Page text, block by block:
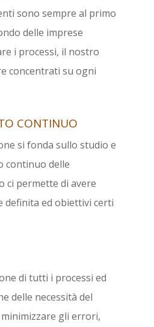
sono sempre al primo
delle imprese
i processi, il nostro
concentrati su ogni
CONTINUO
si fonda sullo studio e
continuo delle
ci permette di avere
definita ed obiettivi certi
di tutti i processi ed
delle necessità del
gli errori,